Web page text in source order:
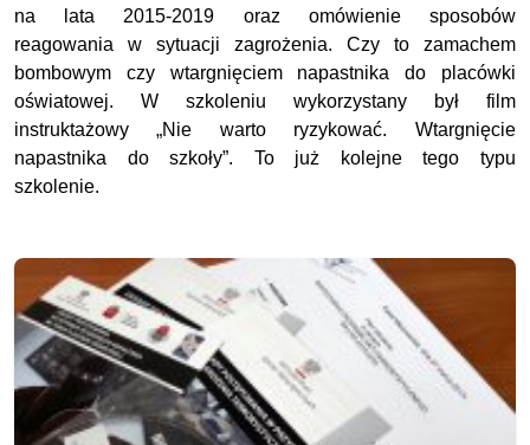
na lata 2015-2019 oraz omówienie sposobów
reagowania w sytuacji zagrożenia. Czy to zamachem
bombowym czy wtargnięciem napastnika do placówki
oświatowej. W szkoleniu wykorzystany był film
instruktażowy „Nie warto ryzykować. Wtargnięcie
napastnika do szkoły”. To już kolejne tego typu
szkolenie.